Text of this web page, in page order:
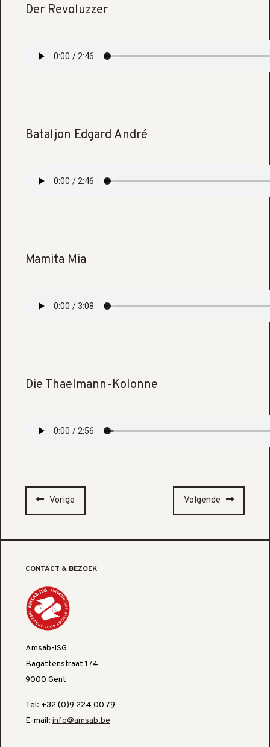
Der Revoluzzer
Bataljon Edgard André
Mamita Mia
Die Thaelmann-Kolonne
Vorige Volgende
CONTACT & BEZOEK
Amsab-ISG
Bagattenstraat 174
9000 Gent
Tel: +32 (0)9 224 00 79
E-mail: info@amsab.be